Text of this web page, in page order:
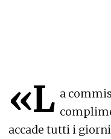
«L a
accade tutti i